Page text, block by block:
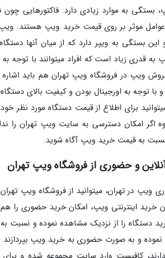
به موارد زیادی دارد. فاکتورهایی چون
موثر بر روی قیمت خرید ویپ هستند. ویپ
بستگی به ویپر دارد که از میان آنها
قدری زیاد است که افراد میتوانند با توجه
ویپ در فروشگاه ویپ تهران هم باید
توجه به اورجینال بودن و کیفیت بالای
برای اطلاع از قیمت دستگاه مورد نظر
اگر امکان دسترسی به سایت ویپ تهران را
به قیمت خرید ویپ آگاه شوید.
و حضوری از فروشگاه ویپ تهران
ویپ در تهران، میتوانید از فروشگاه ویپ
خرید اینترنتی ویپ، امکان خرید حضوری را
دستگاه را از نزدیک مشاهده نموده و نسبت به
نموده و به صورت حضوری به خرید ویپ